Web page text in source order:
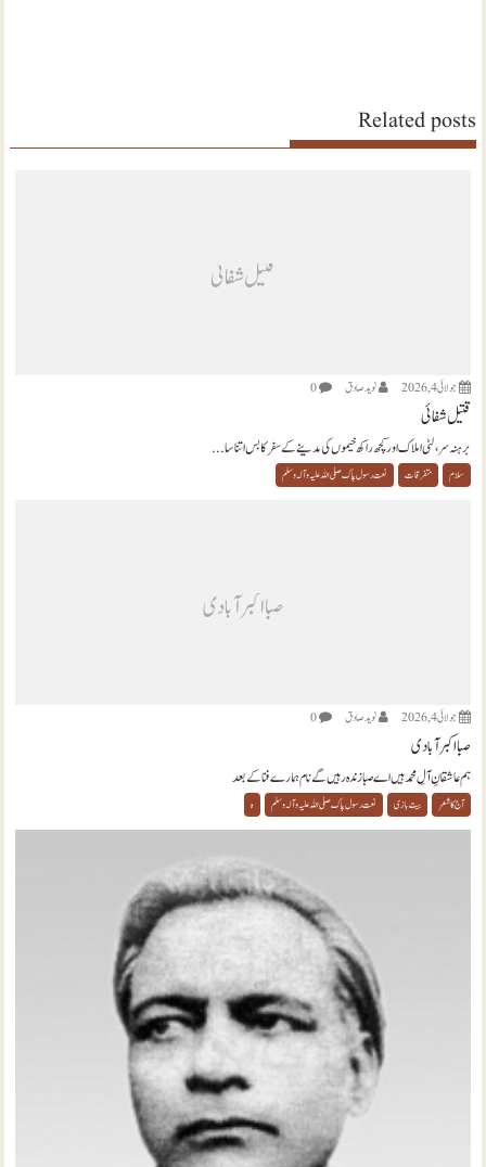
Related posts
قتیل شفائی
جولائی 4, 2026 نويد صادق 0
قتیل شفائی
برہنہ سر، لٹی املاک اور کچھ راکھ خیموں کی مدینے کے سفر کا بس اتنا سا...
سلام متفرقات نعت رسول پاک صلی اللہ علیہ و آلہ وسلم
صبا اکبر آبادی
جولائی 4, 2026 نويد صادق 0
صبا اکبر آبادی
ہم عاشقانِ آلِ محمد ہیں اے صبا زندہ رہیں گے نام ہمارے فنا کے بعد
آج کا شعر بیت بازی نعت رسول پاک صلی اللہ علیہ و آلہ وسلم ہ